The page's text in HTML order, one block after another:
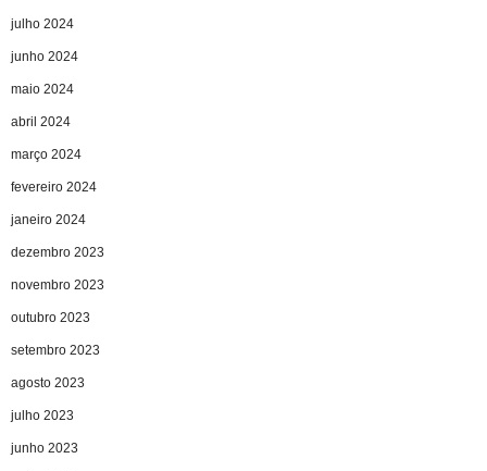
julho 2024
junho 2024
maio 2024
abril 2024
março 2024
fevereiro 2024
janeiro 2024
dezembro 2023
novembro 2023
outubro 2023
setembro 2023
agosto 2023
julho 2023
junho 2023